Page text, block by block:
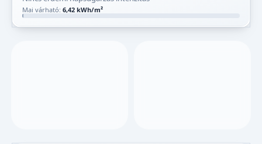
Mai várható: 6,42 kWh/m²